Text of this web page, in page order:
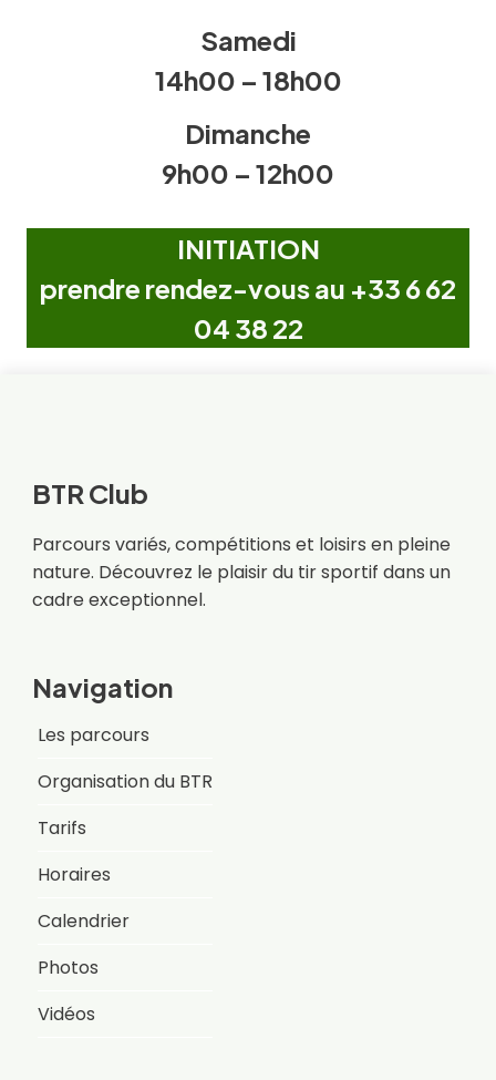
Samedi
14h00 – 18h00
Dimanche
9h00 – 12h00
INITIATION
prendre rendez-vous au +33 6 62
04 38 22
BTR Club
Parcours variés, compétitions et loisirs en pleine
nature. Découvrez le plaisir du tir sportif dans un
cadre exceptionnel.
Navigation
Les parcours
Organisation du BTR
Tarifs
Horaires
Calendrier
Photos
Vidéos